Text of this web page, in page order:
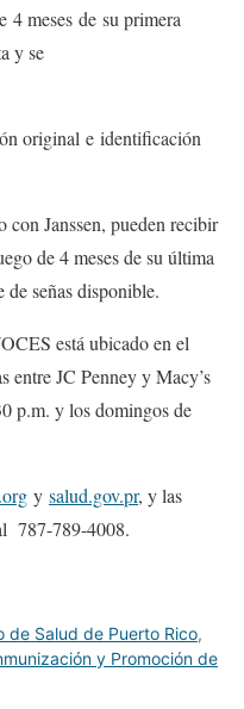
meses de su primera
y se
original e identificación
con Janssen, pueden recibir
de 4 meses de su última
señas disponible.
está ubicado en el
entre JC Penney y Macy’s
p.m. y los domingos de
y salud.gov.pr, y las
787-789-4008.
de Salud de Puerto Rico,
y Promoción de